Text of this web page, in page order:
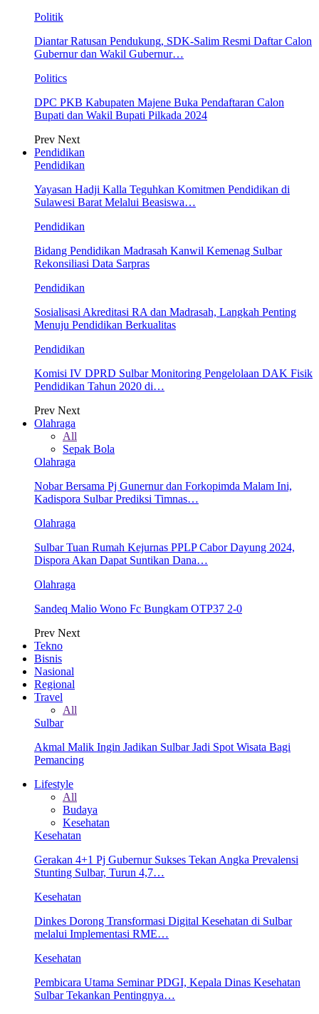
Politik
Diantar Ratusan Pendukung, SDK-Salim Resmi Daftar Calon
Gubernur dan Wakil Gubernur…
Politics
DPC PKB Kabupaten Majene Buka Pendaftaran Calon
Bupati dan Wakil Bupati Pilkada 2024
Prev Next
Pendidikan
Pendidikan
Yayasan Hadji Kalla Teguhkan Komitmen Pendidikan di
Sulawesi Barat Melalui Beasiswa…
Pendidikan
Bidang Pendidikan Madrasah Kanwil Kemenag Sulbar
Rekonsiliasi Data Sarpras
Pendidikan
Sosialisasi Akreditasi RA dan Madrasah, Langkah Penting
Menuju Pendidikan Berkualitas
Pendidikan
Komisi IV DPRD Sulbar Monitoring Pengelolaan DAK Fisik
Pendidikan Tahun 2020 di…
Prev Next
Olahraga
All
Sepak Bola
Olahraga
Nobar Bersama Pj Gunernur dan Forkopimda Malam Ini,
Kadispora Sulbar Prediksi Timnas…
Olahraga
Sulbar Tuan Rumah Kejurnas PPLP Cabor Dayung 2024,
Dispora Akan Dapat Suntikan Dana…
Olahraga
Sandeq Malio Wono Fc Bungkam OTP37 2-0
Prev Next
Tekno
Bisnis
Nasional
Regional
Travel
All
Sulbar
Akmal Malik Ingin Jadikan Sulbar Jadi Spot Wisata Bagi
Pemancing
Lifestyle
All
Budaya
Kesehatan
Kesehatan
Gerakan 4+1 Pj Gubernur Sukses Tekan Angka Prevalensi
Stunting Sulbar, Turun 4,7…
Kesehatan
Dinkes Dorong Transformasi Digital Kesehatan di Sulbar
melalui Implementasi RME…
Kesehatan
Pembicara Utama Seminar PDGI, Kepala Dinas Kesehatan
Sulbar Tekankan Pentingnya…